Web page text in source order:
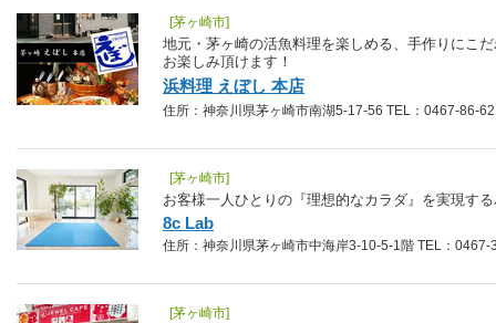
[茅ヶ崎市]
地元・茅ヶ崎の活魚料理を楽しめる、手作りにこ
お楽しみ頂けます！
浜料理 えぼし 本店
住所：神奈川県茅ヶ崎市南湖5-17-56 TEL：0467-86-
[茅ヶ崎市]
お客様一人ひとりの『理想的なカラダ』を実現す
8c Lab
住所：神奈川県茅ヶ崎市中海岸3-10-5-1階 TEL：0467-
[茅ヶ崎市]